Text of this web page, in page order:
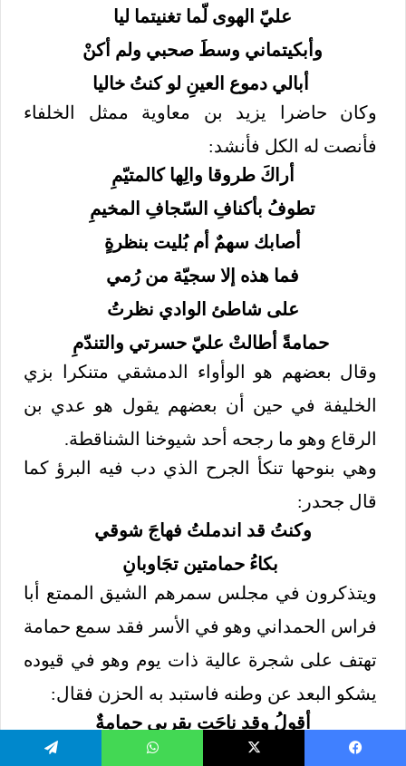
عليّ الهوى لّما تغنيتما ليا
وأبكيتماني وسطَ صحبي ولم أكنْ
أبالي دموع العينِ لو كنتُ خاليا
وكان حاضرا يزيد بن معاوية ممثل الخلفاء
فأنصت له الكل فأنشد:
أراكَ طروقا والِها كالمتيّمِ
تطوفُ بأكنافِ السّجافِ المخيمِ
أصابك سهمٌ أم بُليت بنظرةٍ
فما هذه إلا سجيّة من رُمي
على شاطئ الوادي نظرتُ
حمامةً أطالتْ عليّ حسرتي والتندّمِ
وقال بعضهم هو الوأواء الدمشقي متنكرا بزي
الخليفة في حين أن بعضهم يقول هو عدي بن
الرقاع وهو ما رجحه أحد شيوخنا الشناقطة.
وهي بنوحها تنكأ الجرح الذي دب فيه البرؤ كما
قال جحدر:
وكنتُ قد اندملتُ فهاجَ شوقي
بكاءُ حمامتين تجَاوبانِ
ويتذكرون في مجلس سمرهم الشيق الممتع أبا
فراس الحمداني وهو في الأسر فقد سمع حمامة
تهتف على شجرة عالية ذات يوم وهو في قيوده
يشكو البعد عن وطنه فاستبد به الحزن فقال:
أقولُ وقد ناحَت بقربي حمامةٌ
أيا جارتا هل باتَ حالُك حالي؟